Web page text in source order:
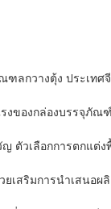
ลกวางตุ้ง ประเทศ
ของกล่องบรรจุภัณ
ตัวเลือกการตกแต่ง
เสริมการนำเสนอ